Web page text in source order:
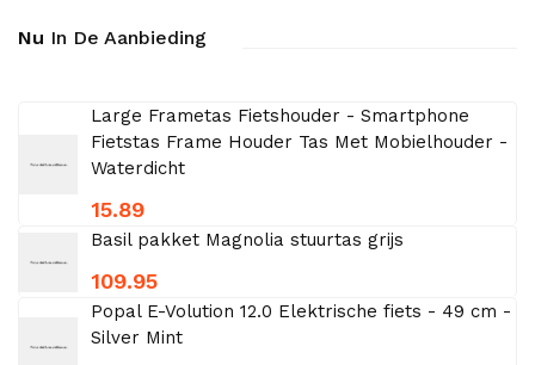
Nu In De Aanbieding
Large Frametas Fietshouder - Smartphone
Fietstas Frame Houder Tas Met Mobielhouder -
Waterdicht
15.89
Basil pakket Magnolia stuurtas grijs
109.95
Popal E-Volution 12.0 Elektrische fiets - 49 cm -
Silver Mint